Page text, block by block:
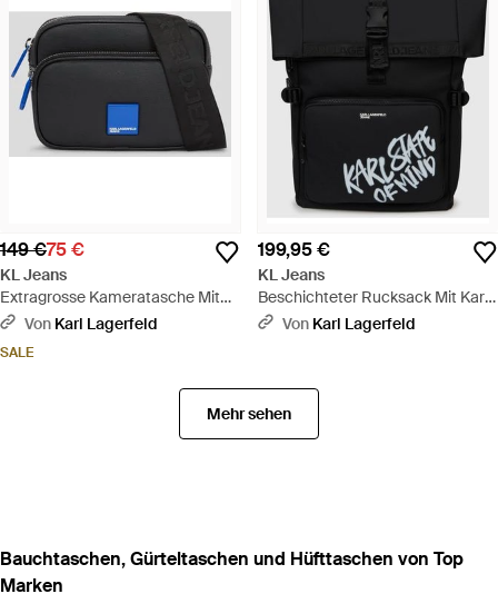
149 €75 €
KL Jeans
Extragrosse Kameratasche Mit
Box-Logo, Herren, Größe -
Von Karl Lagerfeld
SALE
199,95 €
KL Jeans
Beschichteter Rucksack Mit Karl-
Zitat, Herren, Größe - Schwarz
Von Karl Lagerfeld
Mehr sehen
Bauchtaschen, Gürteltaschen und Hüfttaschen von Top
Marken